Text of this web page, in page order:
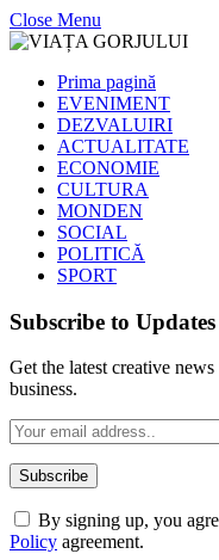
Close Menu
Prima pagină
EVENIMENT
DEZVALUIRI
ACTUALITATE
ECONOMIE
CULTURA
MONDEN
SOCIAL
POLITICĂ
SPORT
Subscribe to Updates
Get the latest creative
business.
By signing up, you
Policy agreement.